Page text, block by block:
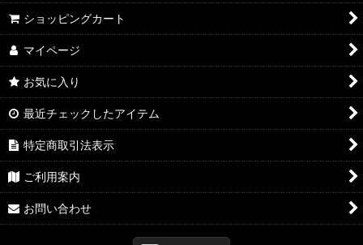
ショッピングカート
マイページ
お気に入り
最近チェックしたアイテム
特定商取引法表示
ご利用案内
お問い合わせ